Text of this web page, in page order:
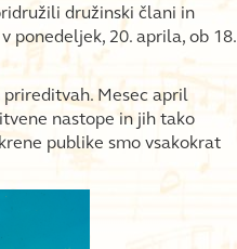
družinski člani in
ponedeljek, 20. aprila, ob 18.
Mesec april
nastope in jih tako
publike smo vsakokrat